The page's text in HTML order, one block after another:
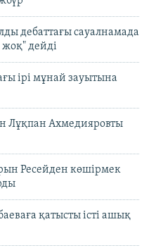
дебаттағы сауалнамада
дейді
ірі мұнай зауытына
Лұқпан Ахмедияровты
Ресейден көшірмек
қатысты істі ашық